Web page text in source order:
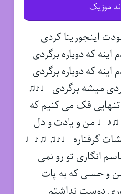
موزیک
اینجوریتا کردی
که دوباره برگردی
که دوباره برگردی
میشه برگردی ♩♪♫
فک می کنیم که
♫♪♩ من و یادت و دل
گرفتاره ♩♪♫ ♫♪♩
انگاری تو رو نمی
حسی که به پات